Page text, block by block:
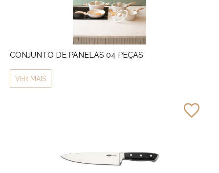
CONJUNTO DE PANELAS 04 PEÇAS
VER MAIS